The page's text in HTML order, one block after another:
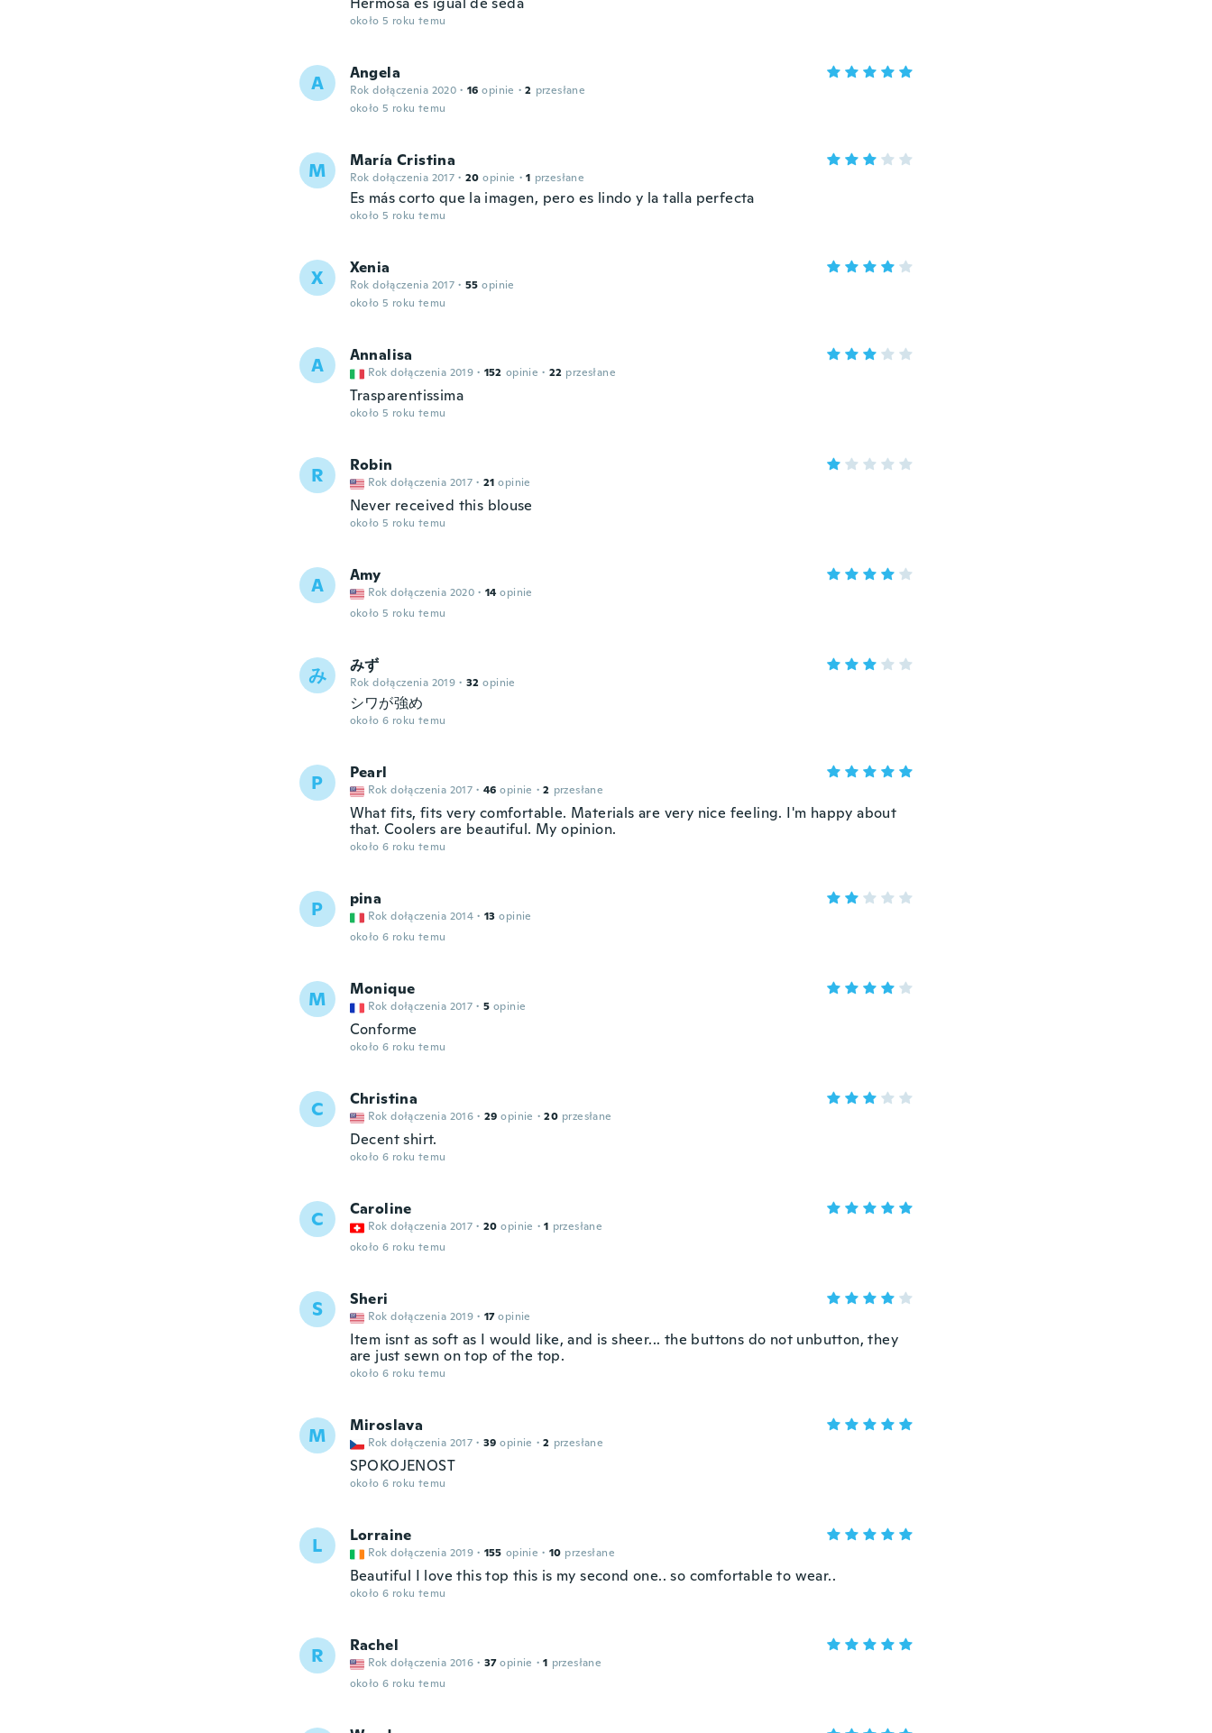
około 5 roku temu
A Angela
Rok dołączenia 2020 · 16 opinie · 2 przesłane
około 5 roku temu
M María Cristina
Rok dołączenia 2017 · 20 opinie · 1 przesłane
Es más corto que la imagen, pero es lindo y la talla perfecta
około 5 roku temu
X Xenia
Rok dołączenia 2017 · 55 opinie
około 5 roku temu
A Annalisa
Rok dołączenia 2019 · 152 opinie · 22 przesłane
Trasparentissima
około 5 roku temu
R Robin
Rok dołączenia 2017 · 21 opinie
Never received this blouse
około 5 roku temu
A Amy
Rok dołączenia 2020 · 14 opinie
około 5 roku temu
み みず
Rok dołączenia 2019 · 32 opinie
シワが強め
około 6 roku temu
P Pearl
Rok dołączenia 2017 · 46 opinie · 2 przesłane
What fits, fits very comfortable. Materials are very nice feeling. I'm happy about
that. Coolers are beautiful. My opinion.
około 6 roku temu
P pina
Rok dołączenia 2014 · 13 opinie
około 6 roku temu
M Monique
Rok dołączenia 2017 · 5 opinie
Conforme
około 6 roku temu
C Christina
Rok dołączenia 2016 · 29 opinie · 20 przesłane
Decent shirt.
około 6 roku temu
C Caroline
Rok dołączenia 2017 · 20 opinie · 1 przesłane
około 6 roku temu
S Sheri
Rok dołączenia 2019 · 17 opinie
Item isnt as soft as I would like, and is sheer... the buttons do not unbutton, they
are just sewn on top of the top.
około 6 roku temu
M Miroslava
Rok dołączenia 2017 · 39 opinie · 2 przesłane
SPOKOJENOST
około 6 roku temu
L Lorraine
Rok dołączenia 2019 · 155 opinie · 10 przesłane
Beautiful I love this top this is my second one.. so comfortable to wear..
około 6 roku temu
R Rachel
Rok dołączenia 2016 · 37 opinie · 1 przesłane
około 6 roku temu